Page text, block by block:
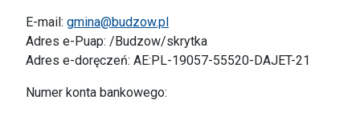
E-mail: gmina@budzow.pl
Adres e-Puap: /Budzow/skrytka
Adres e-doręczeń: AE:PL-19057-55520-DAJET-21
Numer konta bankowego: